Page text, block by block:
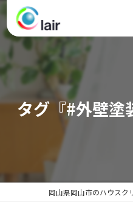
タグ『#外壁塗
岡山県岡山市のハウスク